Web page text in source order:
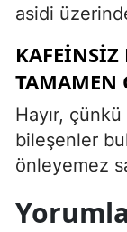
asidi
TAMAMEN
Hayır,
bileşenler
önleyemez